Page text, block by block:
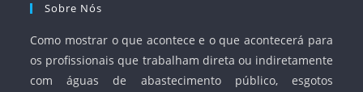
Sobre Nós
Como mostrar o que acontece e o que acontecerá para
os profissionais que trabalham direta ou indiretamente
com águas de abastecimento público, esgotos